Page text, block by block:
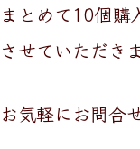
まとめて10個購
させていただきま
お気軽にお問合